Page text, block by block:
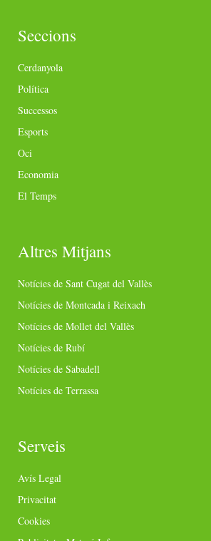
Seccions
Cerdanyola
Política
Successos
Esports
Oci
Economia
El Temps
Altres Mitjans
Notícies de Sant Cugat del Vallès
Notícies de Montcada i Reixach
Notícies de Mollet del Vallès
Notícies de Rubí
Notícies de Sabadell
Notícies de Terrassa
Serveis
Avís Legal
Privacitat
Cookies